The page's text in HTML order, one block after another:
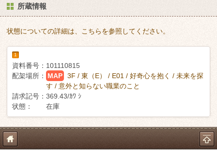
所蔵情報
状態についての詳細は、こちらを参照してください。
1
資料番号： 101110815
配架場所：
MAP
3F / 東（E） / E01 / 好奇心を抱く / 未来を探
す / 意外と知らない職業のこと
請求記号： 369.43/ｶﾜ ｼ
状態：
在庫